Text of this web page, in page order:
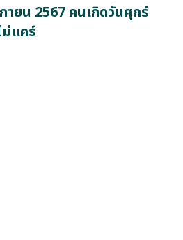
ยน 2567 คนเกิดวันศุกร์
ม่แคร์